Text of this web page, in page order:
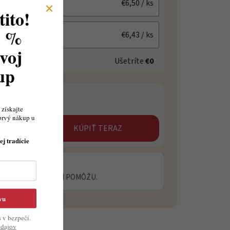
€6,50 / ks
€6,43 / ks
Ušetríte€0
KÚPIŤ TERAZ
OTÁZKU?
VÁM RADI POMÔŽU.
%
získajte
nákup u
tradície
v bezpečí.